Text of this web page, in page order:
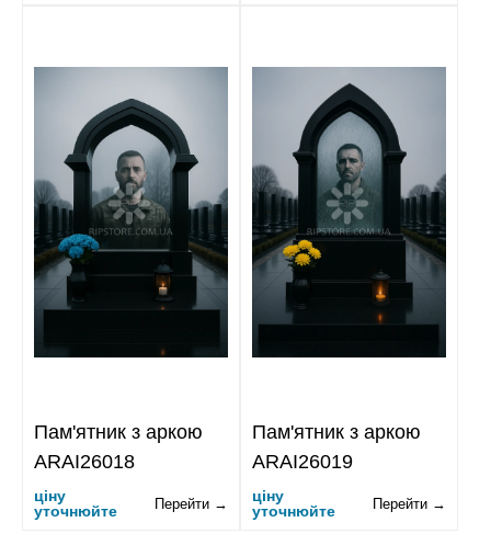
Пам'ятник з аркою
ARAI26018
ціну
уточнюйте
Перейти →
Пам'ятник з аркою
ARAI26019
ціну
уточнюйте
Перейти →